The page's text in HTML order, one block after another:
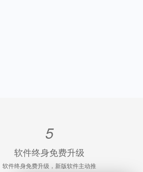
5
软件终身免费升级
软件终身免费升级，新版软件主动推